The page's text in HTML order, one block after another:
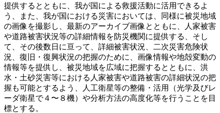
提供するとともに、我が国による救援活動に活用できるよ
う、また、我が国における災害においては、同様に被災地域
の画像を撮影し、最新のアーカイブ画像とともに、人家被害
や道路被害状況等の詳細情報を防災機関に提供する、そし
て、その後数日に亘って、詳細被害状況、二次災害危険状
況、復旧・復興状況の把握のために、画像情報や地殻変動の
情報等を提供し、被災地域を広域に把握するとともに、洪
水・土砂災害等における人家被害や道路被害の詳細状況の把
握も可能とするよう、人工衛星等の整備・活用（光学及びレ
ーダ衛星で４〜８機）や分析方法の高度化等を行うことを目
標とする。